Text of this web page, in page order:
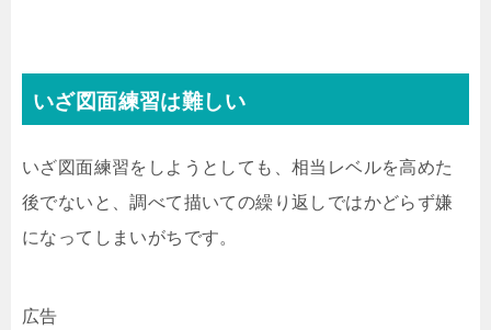
いざ図面練習は難しい
いざ図面練習をしようとしても、相当レベルを高めた
後でないと、調べて描いての繰り返しではかどらず嫌
になってしまいがちです。
広告